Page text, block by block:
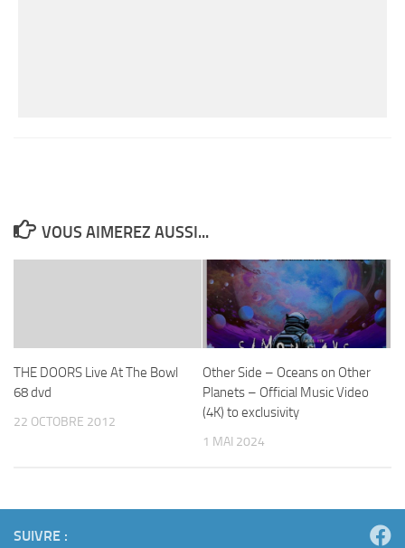
VOUS AIMEREZ AUSSI...
THE DOORS Live At The Bowl
68 dvd
22 OCTOBRE 2012
Other Side – Oceans on Other
Planets – Official Music Video
(4K) to exclusivity
1 MAI 2024
SUIVRE :